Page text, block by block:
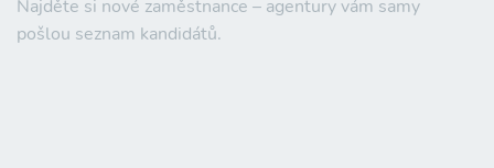
Najděte si nové zaměstnance – agentury vám samy
pošlou seznam kandidátů.